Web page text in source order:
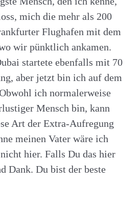
mich die mehr als 200
Flughafen mit dem
wir pünktlich ankamen.
startete ebenfalls mit 70
aber jetzt bin ich auf dem
ich normalerweise
Mensch bin, kann
Art der Extra-Aufregung
meinen Vater wäre ich
hier. Falls Du das hier
Dank. Du bist der beste